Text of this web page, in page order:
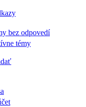
bez odpovedí
témy